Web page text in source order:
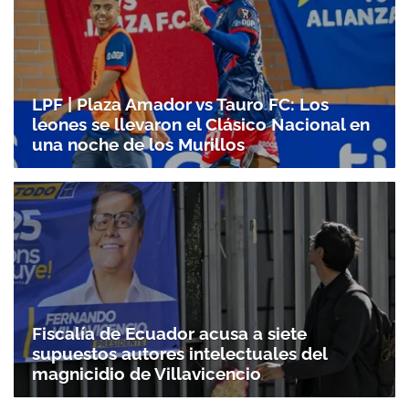
LPF | Plaza Amador vs Tauro FC: Los
leones se llevaron el Clásico Nacional en
una noche de los Murillos
Fiscalía de Ecuador acusa a siete
supuestos autores intelectuales del
magnicidio de Villavicencio